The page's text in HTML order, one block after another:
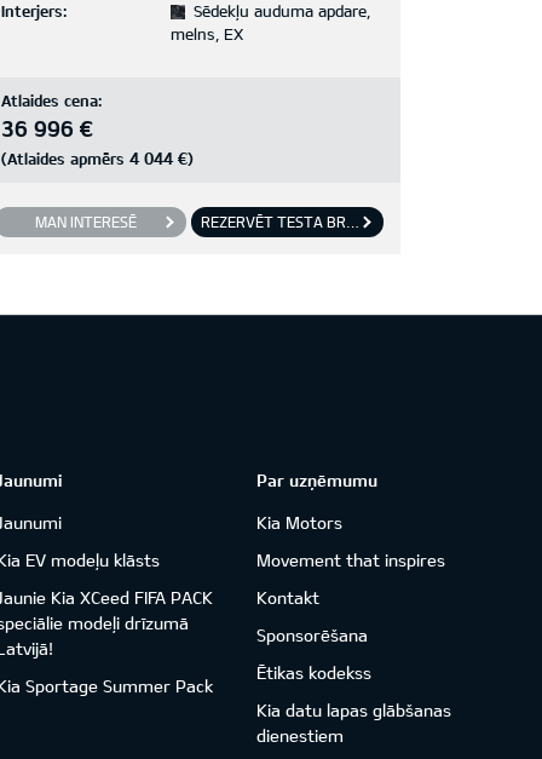
Interjers:
Sēdekļu auduma apdare,
melns, EX
Atlaides cena:
36 996 €
(Atlaides apmērs 4 044 €)
MAN INTERESĒ REZERVĒT TESTA BRAUCIENU
Jaunumi
Jaunumi
EV modeļu klāsts
Jaunie Kia XCeed FIFA PACK
modeļi drīzumā
Sportage Summer Pack
Par uzņēmumu
Kia Motors
Movement that inspires
Kontakt
Sponsorēšana
Ētikas kodekss
Kia datu lapas glābšanas
dienestiem